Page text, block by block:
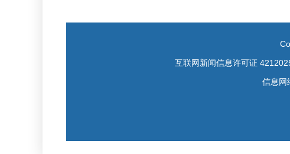
互联网新闻信息许可证
信息网